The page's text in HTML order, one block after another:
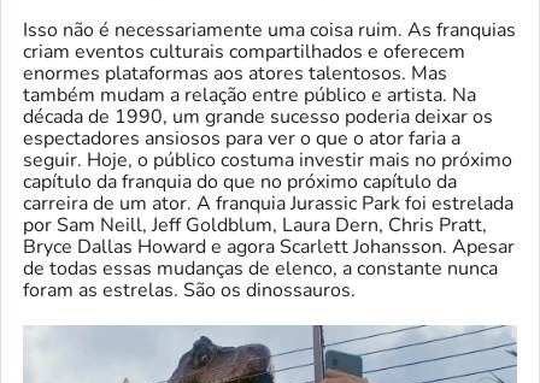
Isso não é necessariamente uma coisa ruim. As franquias
criam eventos culturais compartilhados e oferecem
enormes plataformas aos atores talentosos. Mas
também mudam a relação entre público e artista. Na
década de 1990, um grande sucesso poderia deixar os
espectadores ansiosos para ver o que o ator faria a
seguir. Hoje, o público costuma investir mais no próximo
capítulo da franquia do que no próximo capítulo da
carreira de um ator. A franquia Jurassic Park foi estrelada
por Sam Neill, Jeff Goldblum, Laura Dern, Chris Pratt,
Bryce Dallas Howard e agora Scarlett Johansson. Apesar
de todas essas mudanças de elenco, a constante nunca
foram as estrelas. São os dinossauros.